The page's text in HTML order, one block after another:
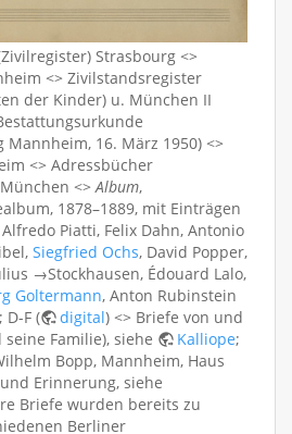
Strasbourg <>
<> Zivilstandsregister
der Kinder) u. München II
16. März 1950) <>
<> Adressbücher
<> Album,
1878–1889, mit Einträgen
Piatti, Felix Dahn, Antonio
Siegfried Ochs, David Popper,
→Stockhausen, Édouard Lalo,
Goltermann, Anton Rubinstein
D-F (
digital) <> Briefe von und
Familie), siehe
Kalliope;
Bopp, Mannheim, Haus
Erinnerung, siehe
Briefe wurden bereits zu
Berliner